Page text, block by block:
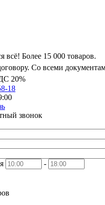
всё! Более 15 000 товаров.
Со всеми
20%
18
звонок
-